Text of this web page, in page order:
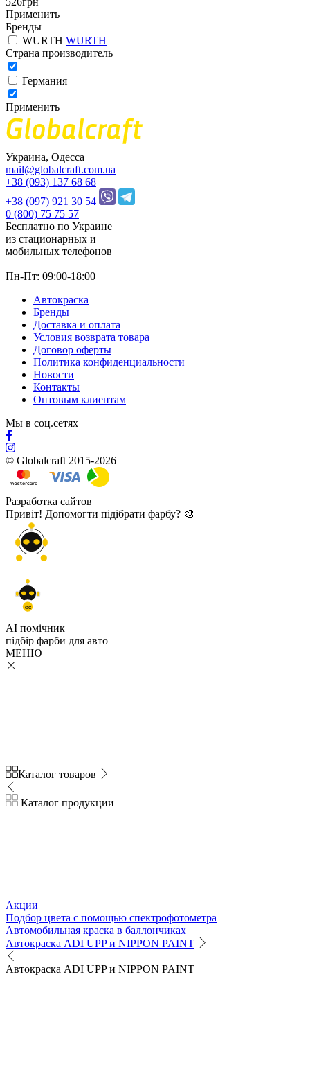
Применить
Бренды
WURTH WURTH
Страна производитель
Германия
Применить
Украина, Одесса
mail@globalcraft.com.ua
+38 (093) 137 68 68
+38 (097) 921 30 54
0 (800) 75 75 57
Бесплатно по Украине
из стационарных и
мобильных телефонов
Пн-Пт: 09:00-18:00
Автокраска
Бренды
Доставка и оплата
Условия возврата товара
Договор оферты
Политика конфиденциальности
Новости
Контакты
Оптовым клиентам
Мы в соц.сетях
© Globalcraft 2015-2026
Разработка сайтов
Привіт! Допомогти підібрати фарбу? 🎨
GC
AI помічник
підбір фарби для авто
МЕНЮ
Каталог товаров
Каталог продукции
Акции
Подбор цвета с помощью спектрофотометра
Автомобильная краска в баллончиках
Автокраска ADI UPP и NIPPON PAINT
Автокраска ADI UPP и NIPPON PAINT